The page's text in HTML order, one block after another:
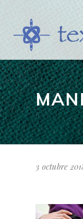
3 octubre